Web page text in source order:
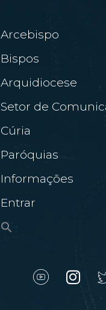
Arcebispo
Bispos
Arquidiocese
Setor de
Cúria
Paróquias
Informações
Entrar